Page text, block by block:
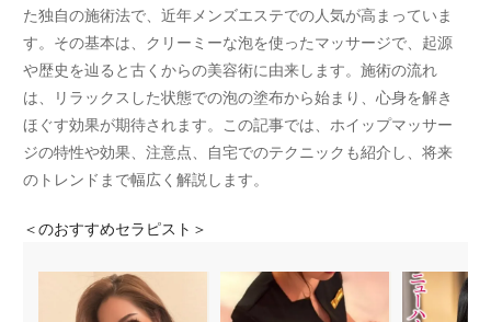
た独自の施術法で、近年メンズエステでの人気が高まっていま
す。その基本は、クリーミーな泡を使ったマッサージで、起源
や歴史を辿ると古くからの美容術に由来します。施術の流れ
は、リラックスした状態での泡の塗布から始まり、心身を解き
ほぐす効果が期待されます。この記事では、ホイップマッサー
ジの特性や効果、注意点、自宅でのテクニックも紹介し、将来
のトレンドまで幅広く解説します。
＜のおすすめセラピスト＞